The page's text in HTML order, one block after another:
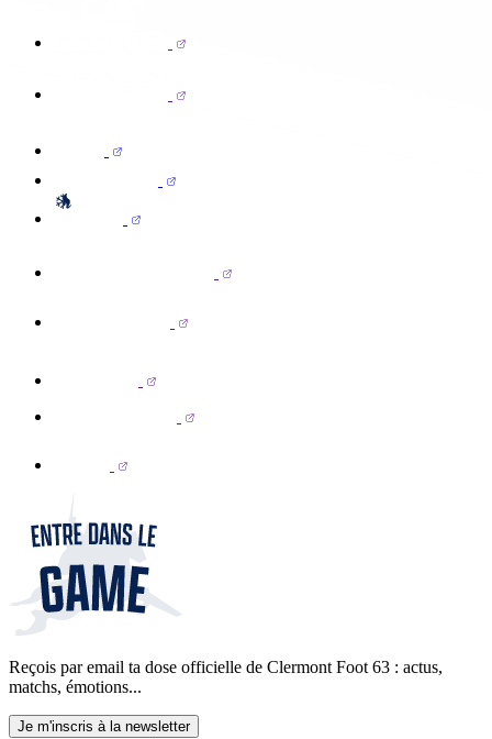
Reçois par email ta dose officielle de Clermont Foot 63 : actus,
matchs, émotions...
Je m'inscris à la newsletter